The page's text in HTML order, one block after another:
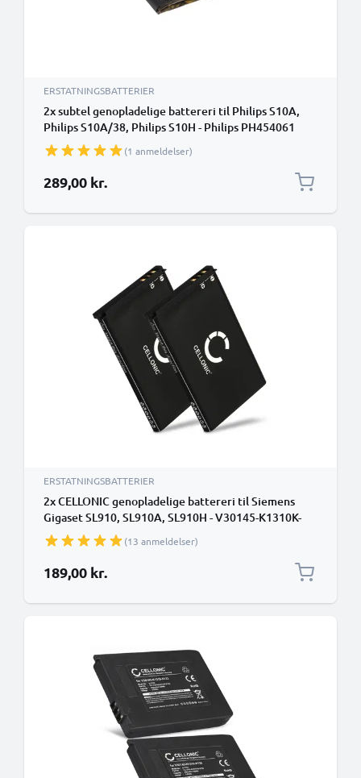
ERSTATNINGSBATTERIER
2x subtel genopladelige battereri til Philips S10A,
Philips S10A/38, Philips S10H - Philips PH454061
1200mAh - udskift dit mobilbatteri
(1 anmeldelser)
289,00 kr.
ERSTATNINGSBATTERIER
2x CELLONIC genopladelige battereri til Siemens
Gigaset SL910, SL910A, SL910H - V30145-K1310K-
X447,V30145-K1310K-X447-0-HY,V30145-K1310-
X447 1050mAh - udskift dit mobilbatteri
(13 anmeldelser)
189,00 kr.